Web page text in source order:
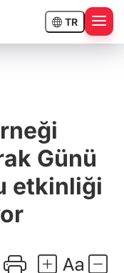
TR
Günü
etkinliği